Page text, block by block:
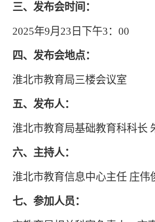
三、发布会时间：
2025年9月 23 日下午3：00
四、发布会地点：
淮北市教育局三楼会议室
五、发布人：
淮北市教育局基础教育科科长
六、主持人：
淮北市教育信息中心主任 庄伟
七、参加人员：